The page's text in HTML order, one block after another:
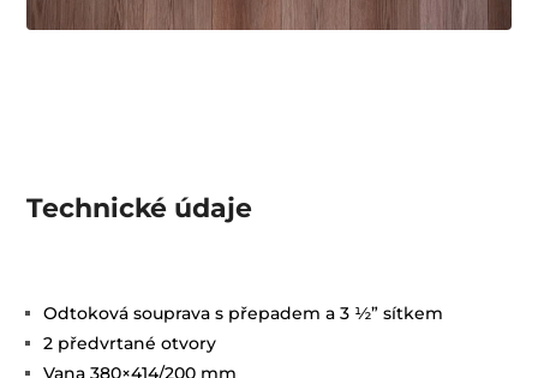
Technické údaje
Odtoková souprava s přepadem a 3 ½” sítkem
2 předvrtané otvory
Vana 380×414/200 mm